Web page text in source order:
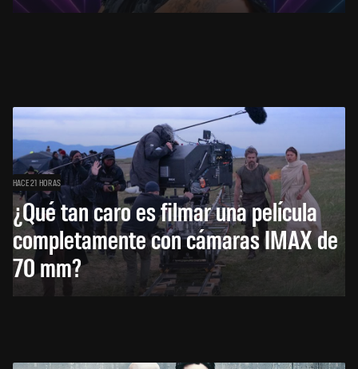
HACE 21 HORAS
¿Qué tan caro es filmar una película
completamente con cámaras IMAX de
70 mm?